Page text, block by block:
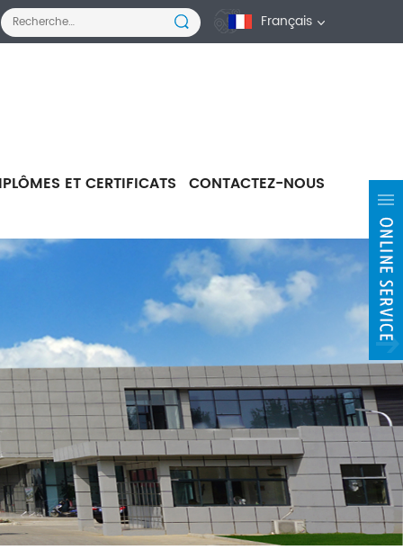
Français
ET CERTIFICATS CONTACTEZ-NOUS